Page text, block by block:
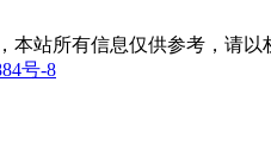
站所有信息仅供参考，请以
号-8